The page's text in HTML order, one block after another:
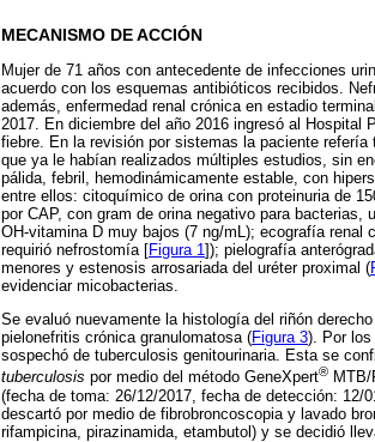
MECANISMO DE ACCIÓN
Mujer de 71 años con antecedente de infecciones
acuerdo con los esquemas antibióticos recibidos.
además, enfermedad renal crónica en estadio
2017. En diciembre del año 2016 ingresó al Hospital
fiebre. En la revisión por sistemas la paciente
que ya le habían realizados múltiples estudios, sin
pálida, febril, hemodinámicamente estable, con
entre ellos: citoquímico de orina con proteinuria de
por CAP, con gram de orina negativo para
OH-vitamina D muy bajos (7 ng/mL); ecografía renal
requirió nefrostomía [Figura 1]); pielografía
menores y estenosis arrosariada del uréter proximal (
evidenciar micobacterias.
Se evaluó nuevamente la histología del riñón
pielonefritis crónica granulomatosa (Figura 3). Por
sospechó de tuberculosis genitourinaria. Esta se
tuberculosis por medio del método GeneXpert®
(fecha de toma: 26/12/2017, fecha de detección: 12/
descartó por medio de fibrobroncoscopia y lavado
rifampicina, pirazinamida, etambutol) y se decidió